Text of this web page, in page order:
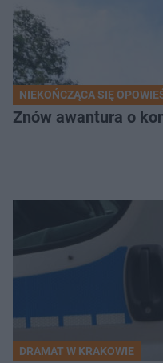
NIEKOŃCZĄCA SIĘ
Znów awantura o
DRAMAT W KRAKOWIE